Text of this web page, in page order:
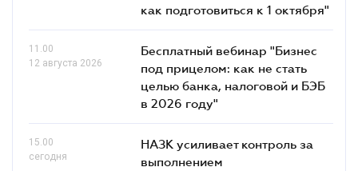
как подготовиться к 1 октября"
11.00
12 августа 2026
Бесплатный вебинар "Бизнес
под прицелом: как не стать
целью банка, налоговой и БЭБ
в 2026 году"
15.00
сегодня
НАЗК усиливает контроль за
выполнением